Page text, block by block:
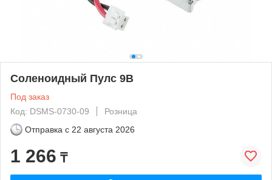
Соленоидный Пулс 9В
Под заказ
Код: DSMS-0730-09
Розница
Отправка с 22 августа 2026
1 266 ₸